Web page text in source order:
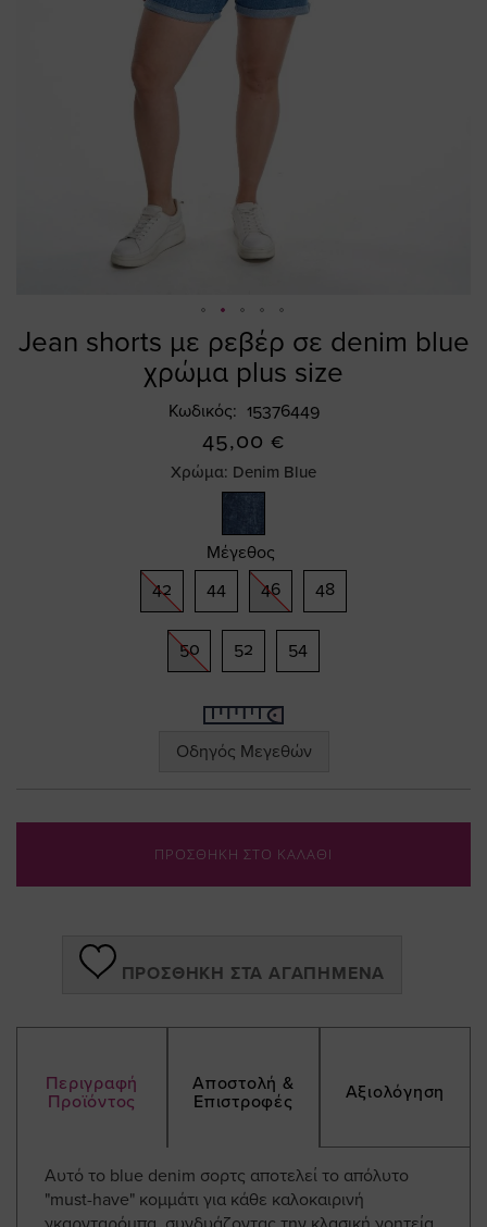
Jean shorts με ρεβέρ σε denim blue
χρώμα plus size
Κωδικός 15376449
45,00 €
Χρώμα: Denim Blue
Μέγεθος
42
44 46 48
50 52 54
Οδηγός Μεγεθών
ΠΡΟΣΘΗΚΗ ΣΤΟ ΚΑΛΑΘΙ
ΠΡΟΣΘΉΚΗ ΣΤΑ ΑΓΑΠΗΜΈΝΑ
Περιγραφή
Προϊόντος
Αποστολή &
Επιστροφές
Αξιολόγηση
Αυτό το blue denim σορτς αποτελεί το απόλυτο
"must-have" κομμάτι για κάθε καλοκαιρινή
Skip